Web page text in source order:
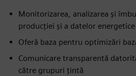
Monitorizarea, analizarea și
producției și a datelor energetice
Oferă baza pentru optimizări
Comunicare transparentă
către grupuri țintă